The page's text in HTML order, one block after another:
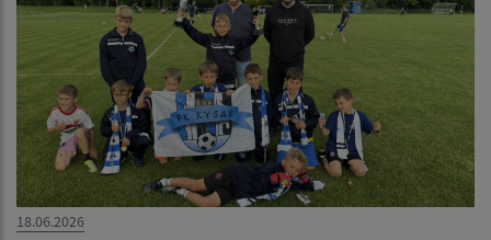
18.06.2026